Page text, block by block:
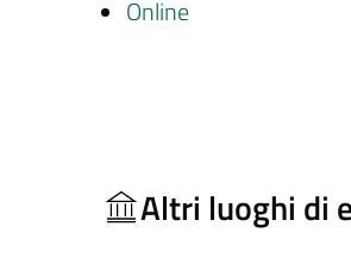
Online
Altri luoghi di